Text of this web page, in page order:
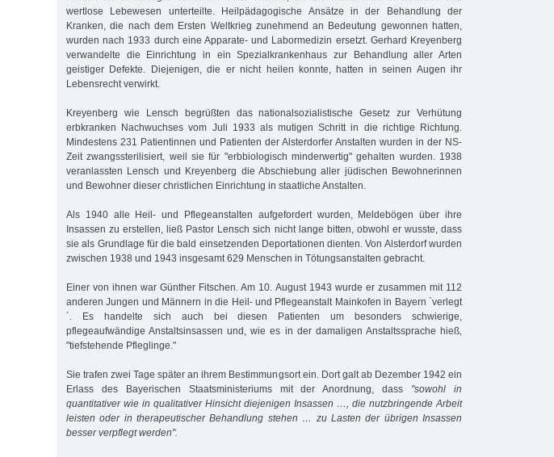
wertlose Lebewesen unterteilte. Heilpädagogische Ansätze in der Behandlung der
Kranken, die nach dem Ersten Weltkrieg zunehmend an Bedeutung gewonnen hatten,
wurden nach 1933 durch eine Apparate- und Labormedizin ersetzt. Gerhard Kreyenberg
verwandelte die Einrichtung in ein Spezialkrankenhaus zur Behandlung aller Arten
geistiger Defekte. Diejenigen, die er nicht heilen konnte, hatten in seinen Augen ihr
Lebensrecht verwirkt.
Kreyenberg wie Lensch begrüßten das nationalsozialistische Gesetz zur Verhütung
erbkranken Nachwuchses vom Juli 1933 als mutigen Schritt in die richtige Richtung.
Mindestens 231 Patientinnen und Patienten der Alsterdorfer Anstalten wurden in der NS-
Zeit zwangssterilisiert, weil sie für "erbbiologisch minderwertig" gehalten wurden. 1938
veranlassten Lensch und Kreyenberg die Abschiebung aller jüdischen Bewohnerinnen
und Bewohner dieser christlichen Einrichtung in staatliche Anstalten.
Als 1940 alle Heil- und Pflegeanstalten aufgefordert wurden, Meldebögen über ihre
Insassen zu erstellen, ließ Pastor Lensch sich nicht lange bitten, obwohl er wusste, dass
sie als Grundlage für die bald einsetzenden Deportationen dienten. Von Alsterdorf wurden
zwischen 1938 und 1943 insgesamt 629 Menschen in Tötungsanstalten gebracht.
Einer von ihnen war Günther Fitschen. Am 10. August 1943 wurde er zusammen mit 112
anderen Jungen und Männern in die Heil- und Pflegeanstalt Mainkofen in Bayern `verlegt
´. Es handelte sich auch bei diesen Patienten um besonders schwierige,
pflegeaufwändige Anstaltsinsassen und, wie es in der damaligen Anstaltssprache hieß,
"tiefstehende Pfleglinge."
Sie trafen zwei Tage später an ihrem Bestimmungsort ein. Dort galt ab Dezember 1942 ein
Erlass des Bayerischen Staatsministeriums mit der Anordnung, dass "sowohl in
quantitativer wie in qualitativer Hinsicht diejenigen Insassen …, die nutzbringende Arbeit
leisten oder in therapeutischer Behandlung stehen … zu Lasten der übrigen Insassen
besser verpflegt werden".